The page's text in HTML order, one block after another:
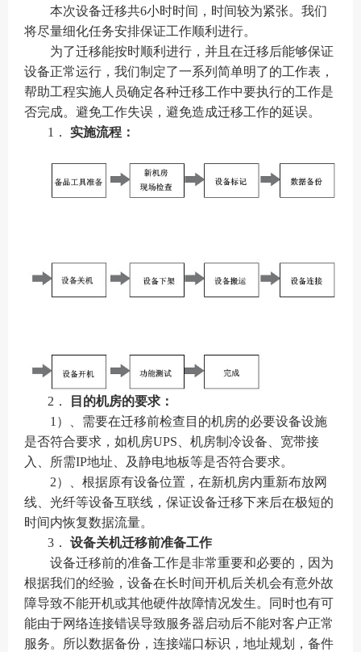
本次设备迁移共6小时时间，时间较为紧张。我们
将尽量细化任务安排保证工作顺利进行。
为了迁移能按时顺利进行，并且在迁移后能够保证
设备正常运行，我们制定了一系列简单明了的工作表，
帮助工程实施人员确定各种迁移工作中要执行的工作是
否完成。避免工作失误，避免造成迁移工作的延误。
1． 实施流程：
2．
目的机房的要求：
1 ）、需要在迁移前检查目的机房的必要设备设施
是否符合要求，如机房UPS 、机房制冷设备、宽带接
入、所需IP地址、及静电地板等是否符合要求。
2）、根据原有设备位置，在新机房内重新布放网
线、光纤等设备互联线，保证设备迁移下来后在极短的
时间内恢复数据流量。
3． 设备关机迁移前准备工作
设备迁移前的准备工作是非常重要和必要的，因为
根据我们的经验，设备在长时间开机后关机会有意外故
障导致不能开机或其他硬件故障情况发生。同时也有可
能由于网络连接错误导致服务器启动后不能对客户正常
服务。所以数据备份，连接端口标识，地址规划，备件